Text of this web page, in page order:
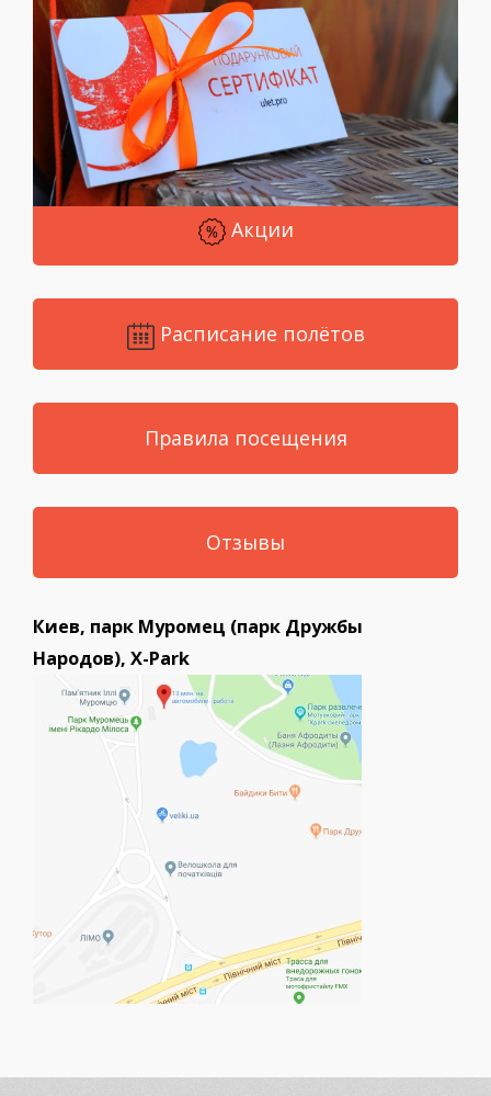
Акции
Расписание полётов
Правила посещения
Отзывы
Киев, парк Муромец (парк Дружбы
Народов), X-Park